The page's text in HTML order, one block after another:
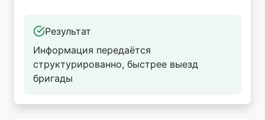
Результат
Информация передаётся
структурированно, быстрее выезд
бригады